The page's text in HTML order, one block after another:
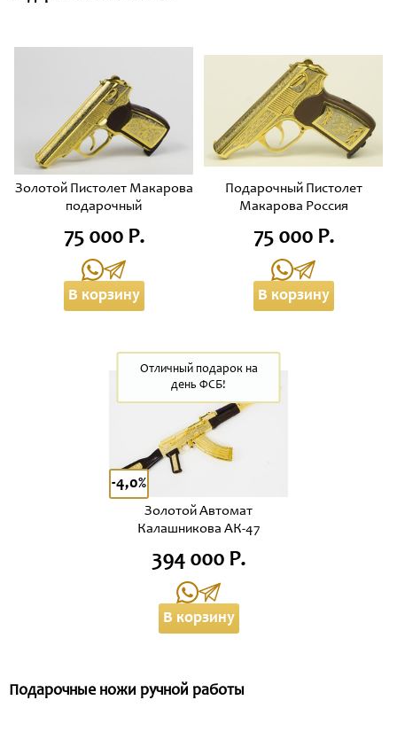
Золотой Пистолет Макарова
подарочный
75 000 Р.
В корзину
Подарочный Пистолет
Макарова Россия
75 000 Р.
В корзину
Золотой Автомат
Калашникова АК-47
Отличный подарок на
день ФСБ!
-4,0%
394 000 Р.
В корзину
Подарочные ножи ручной работы